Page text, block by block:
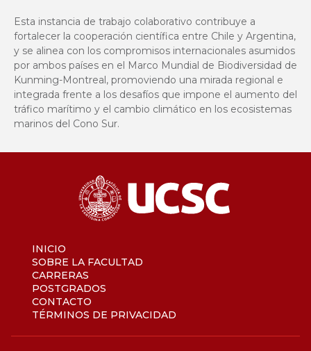
Esta instancia de trabajo colaborativo contribuye a
fortalecer la cooperación científica entre Chile y Argentina,
y se alinea con los compromisos internacionales asumidos
por ambos países en el Marco Mundial de Biodiversidad de
Kunming-Montreal, promoviendo una mirada regional e
integrada frente a los desafíos que impone el aumento del
tráfico marítimo y el cambio climático en los ecosistemas
marinos del Cono Sur.
INICIO
SOBRE LA FACULTAD
CARRERAS
POSTGRADOS
CONTACTO
TÉRMINOS DE PRIVACIDAD